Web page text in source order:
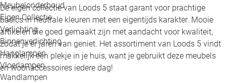
Meubelonderhoud
Eigen Collectie
Verlichting
Binnenverlichting
Hanglampen
Vloerlampen
Wandlampen
De eigen collectie van Loods 5 staat garant voor prachtige
basics in neutrale kleuren met een eigentijds karakter. Mooie
artikelen die goed gemaakt zijn met aandacht voor kwaliteit,
zodat je er jaren van geniet. Het assortiment van Loods 5 vindt
makkelijk een plekje in je huis, want je gebruikt deze meubels
en woonaccessoires iedere dag!